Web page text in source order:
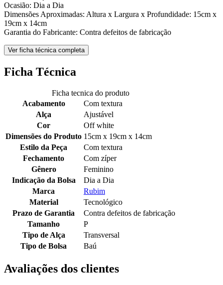
Ocasião: Dia a Dia
Dimensões Aproximadas: Altura x Largura x Profundidade: 15cm x
19cm x 14cm
Garantia do Fabricante: Contra defeitos de fabricação
Ver ficha técnica completa
Ficha Técnica
Ficha tecnica do produto
Acabamento
Com textura
Alça
Ajustável
Cor
Off white
Dimensões do Produto 15cm x 19cm x 14cm
Estilo da Peça
Com textura
Fechamento
Com zíper
Gênero
Feminino
Indicação da Bolsa
Dia a Dia
Marca
Rubim
Material
Tecnológico
Prazo de Garantia
Contra defeitos de fabricação
Tamanho
P
Tipo de Alça
Transversal
Tipo de Bolsa
Baú
Avaliações dos clientes